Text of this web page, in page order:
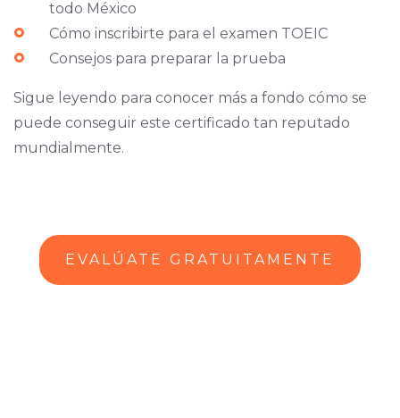
todo México
Cómo inscribirte para el examen TOEIC
Consejos para preparar la prueba
Sigue leyendo para conocer más a fondo cómo se
puede conseguir este certificado tan reputado
mundialmente.
EVALÚATE GRATUITAMENTE